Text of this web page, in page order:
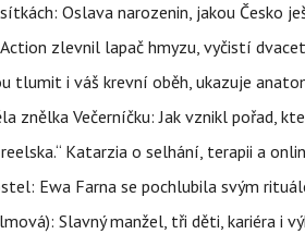
Oslava narozenin, jakou Česko
zlevnil lapač hmyzu, vyčistí
tlumit i váš krevní oběh, ukazuje
znělka Večerníčku: Jak vznikl pořad,
Katarzia o selhání, terapii a
Ewa Farna se pochlubila svým
Slavný manžel, tři děti, kariéra i